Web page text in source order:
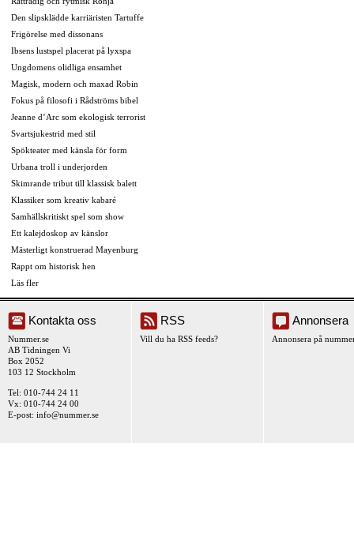
Den slipsklädde karriäristen Tartuffe
Frigörelse med dissonans
Ibsens lustspel placerat på lyxspa
Ungdomens olidliga ensamhet
Magisk, modern och maxad Robin
Fokus på filosofi i Rådströms bibel
Jeanne d’Arc som ekologisk terrorist
Svartsjukestrid med stil
Spökteater med känsla för form
Urbana troll i underjorden
Skimrande tribut till klassisk balett
Klassiker som kreativ kabaré
Samhällskritiskt spel som show
Ett kalejdoskop av känslor
Mästerligt konstruerad Mayenburg
Rappt om historisk hen
Läs fler
Kontakta oss
Nummer.se
AB Tidningen Vi
Box 2052
103 12 Stockholm
Tel: 010-744 24 11
Vx: 010-744 24 00
E-post: info@nummer.se
RSS
Vill du ha RSS feeds?
Annonsera
Annonsera på